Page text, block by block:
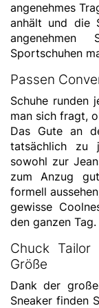
angenehmes
anhält und die
Sportschuhen
Passen
Schuhe runden
man sich fragt,
Das Gute an
tatsächlich zu
sowohl zur
zum Anzug
formell
gewisse
den ganzen Tag.
Chuck
Größe
Dank der
Sneaker finden